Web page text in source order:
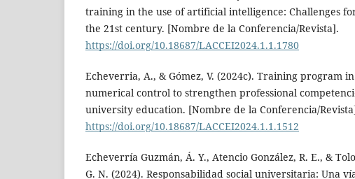
training in the use of artificial intelligence: Challenges
the 21st century. [Nombre de la Conferencia/Revista].
https://doi.org/10.18687/LACCEI2024.1.1.1780
Echeverria, A., & Gómez, V. (2024c). Training program
numerical control to strengthen professional
university education. [Nombre de la Conferencia/
https://doi.org/10.18687/LACCEI2024.1.1.1512
Echeverría Guzmán, Á. Y., Atencio González, R. E., &
G. N. (2024). Responsabilidad social universitaria: Una